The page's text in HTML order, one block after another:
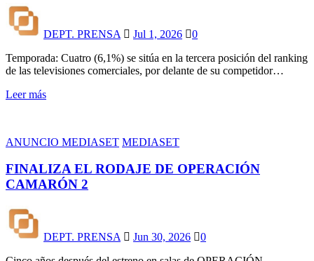
DEPT. PRENSA Jul 1, 2026
0
Temporada: Cuatro (6,1%) se sitúa en la tercera posición del ranking
de las televisiones comerciales, por delante de su competidor…
Leer más
ANUNCIO MEDIASET MEDIASET
FINALIZA EL RODAJE DE OPERACIÓN
CAMARÓN 2
DEPT. PRENSA Jun 30, 2026
0